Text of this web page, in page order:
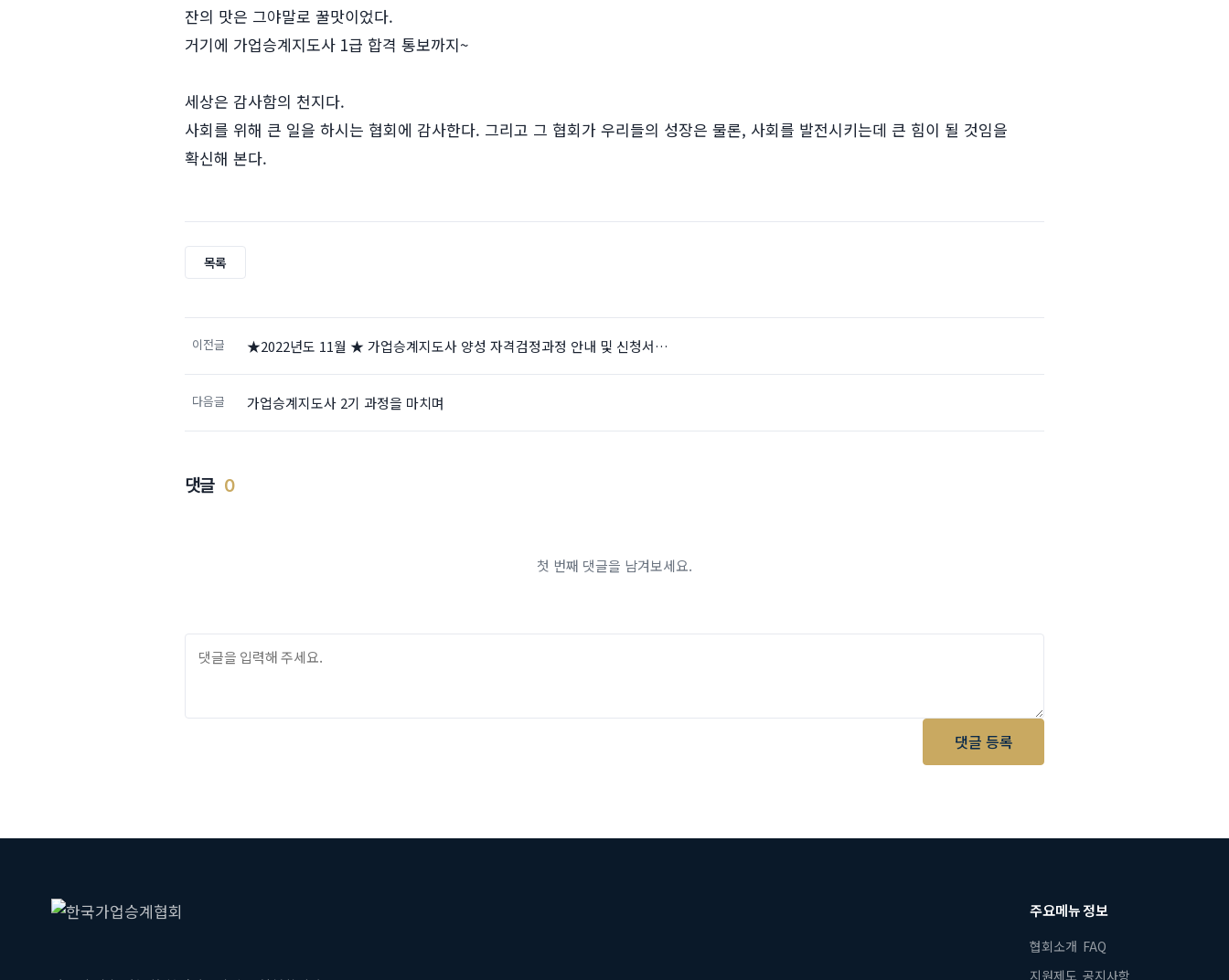
잔의 맛은 그야말로 꿀맛이었다.
거기에 가업승계지도사 1급 합격 통보까지~
세상은 감사함의 천지다.
사회를 위해 큰 일을 하시는 협회에 감사한다. 그리고 그 협회가 우리들의 성장은 물론, 사회를 발전시키는데 큰 힘이 될 것임을
확신해 본다.
목록
이전글 ★2022년도 11월 ★ 가업승계지도사 양성 자격검정과정 안내 및 신청서…
다음글 가업승계지도사 2기 과정을 마치며
댓글 0
첫 번째 댓글을 남겨보세요.
댓글 등록
주요메뉴
협회소개
지원제도
정보
FAQ
공지사항